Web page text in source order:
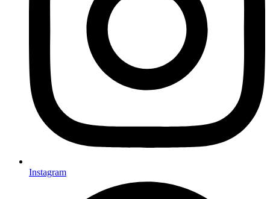
Instagram